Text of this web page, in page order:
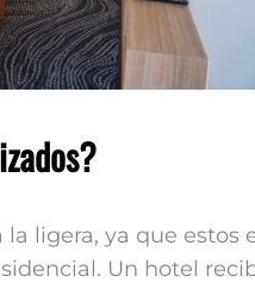
ligera, ya que estos
Un hotel